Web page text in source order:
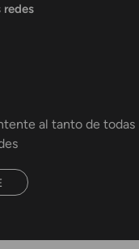
redes
al tanto de todas